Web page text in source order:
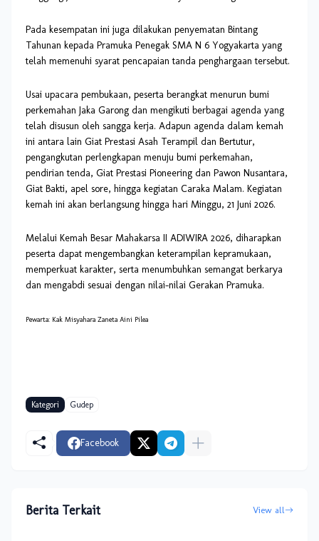
Pada kesempatan ini juga dilakukan penyematan Bintang
Tahunan kepada Pramuka Penegak SMA N 6 Yogyakarta yang
telah memenuhi syarat pencapaian tanda penghargaan tersebut.
Usai upacara pembukaan, peserta berangkat menurun bumi
perkemahan Jaka Garong dan mengikuti berbagai agenda yang
telah disusun oleh sangga kerja. Adapun agenda dalam kemah
ini antara lain Giat Prestasi Asah Terampil dan Bertutur,
pengangkutan perlengkapan menuju bumi perkemahan,
pendirian tenda, Giat Prestasi Pioneering dan Pawon Nusantara,
Giat Bakti, apel sore, hingga kegiatan Caraka Malam. Kegiatan
kemah ini akan berlangsung hingga hari Minggu, 21 Juni 2026.
Melalui Kemah Besar Mahakarsa II ADIWIRA 2026, diharapkan
peserta dapat mengembangkan keterampilan kepramukaan,
memperkuat karakter, serta menumbuhkan semangat berkarya
dan mengabdi sesuai dengan nilai-nilai Gerakan Pramuka.
Pewarta: Kak Misyahara Zaneta Aini Pilea
Kategori Gudep
Facebook
Berita Terkait View all